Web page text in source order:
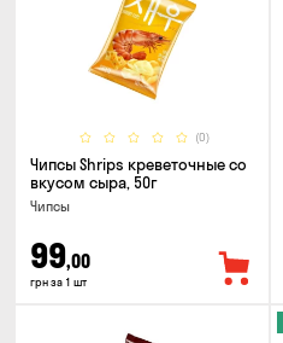
(0)
Чипсы Shrips креветочные со
вкусом сыра, 50г
Чипсы
99,00
грн за 1 шт